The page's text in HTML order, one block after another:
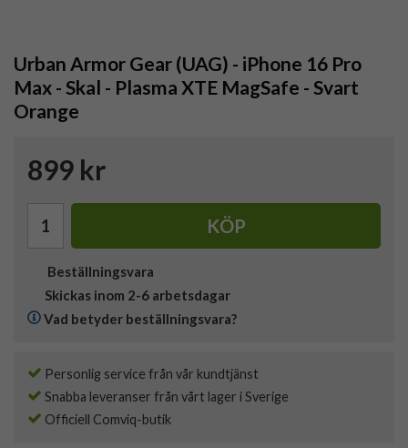
Urban Armor Gear (UAG) - iPhone 16 Pro
Max - Skal - Plasma XTE MagSafe - Svart
Orange
899 kr
KÖP
Beställningsvara
Skickas inom 2-6 arbetsdagar
Vad betyder beställningsvara?
Personlig service från vår kundtjänst
Snabba leveranser från vårt lager i Sverige
Officiell Comviq-butik